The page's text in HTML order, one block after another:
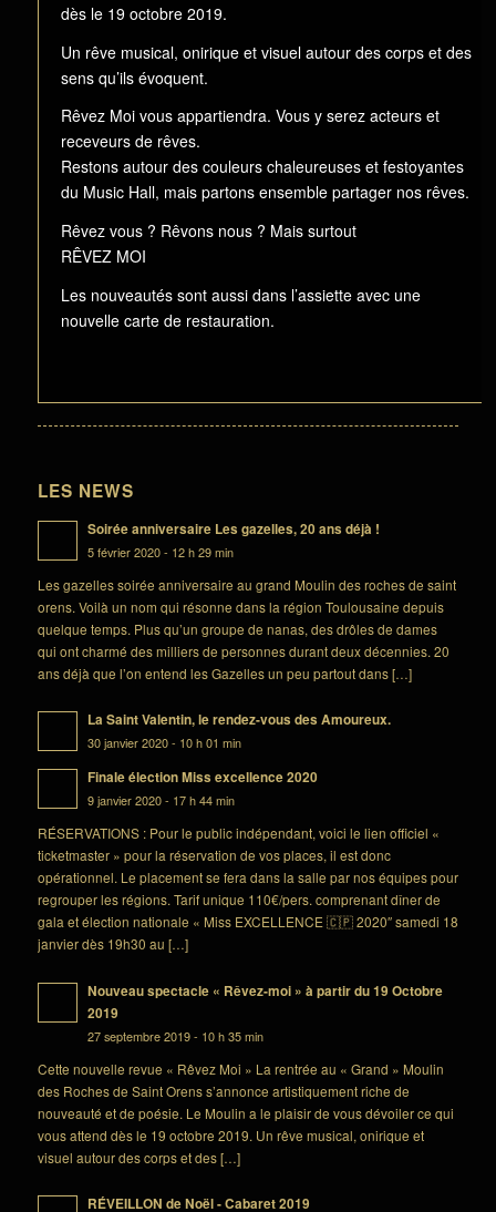
dès le 19 octobre 2019.
Un rêve musical, onirique et visuel autour des corps et des
sens qu’ils évoquent.
Rêvez Moi vous appartiendra. Vous y serez acteurs et
receveurs de rêves.
Restons autour des couleurs chaleureuses et festoyantes
du Music Hall, mais partons ensemble partager nos rêves.
Rêvez vous ? Rêvons nous ? Mais surtout
RÊVEZ MOI
Les nouveautés sont aussi dans l’assiette avec une
nouvelle carte de restauration.
LES NEWS
Soirée anniversaire Les gazelles, 20 ans déjà !
5 février 2020 - 12 h 29 min
Les gazelles soirée anniversaire au grand Moulin des roches de saint
orens. Voilà un nom qui résonne dans la région Toulousaine depuis
quelque temps. Plus qu’un groupe de nanas, des drôles de dames
qui ont charmé des milliers de personnes durant deux décennies. 20
ans déjà que l’on entend les Gazelles un peu partout dans […]
La Saint Valentin, le rendez-vous des Amoureux.
30 janvier 2020 - 10 h 01 min
Finale élection Miss excellence 2020
9 janvier 2020 - 17 h 44 min
RÉSERVATIONS : Pour le public indépendant, voici le lien officiel «
ticketmaster » pour la réservation de vos places, il est donc
opérationnel. Le placement se fera dans la salle par nos équipes pour
regrouper les régions. Tarif unique 110€/pers. comprenant dîner de
gala et élection nationale « Miss EXCELLENCE 🇨🇵 2020″ samedi 18
janvier dès 19h30 au […]
Nouveau spectacle « Rêvez-moi » à partir du 19 Octobre
2019
27 septembre 2019 - 10 h 35 min
Cette nouvelle revue « Rêvez Moi » La rentrée au « Grand » Moulin
des Roches de Saint Orens s’annonce artistiquement riche de
nouveauté et de poésie. Le Moulin a le plaisir de vous dévoiler ce qui
vous attend dès le 19 octobre 2019. Un rêve musical, onirique et
visuel autour des corps et des […]
RÉVEILLON de Noël - Cabaret 2019